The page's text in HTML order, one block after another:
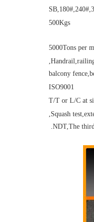
500Kgs
5000Tons per
balcony
ISO9001
T/T or L/C at
Squash
NDT,The